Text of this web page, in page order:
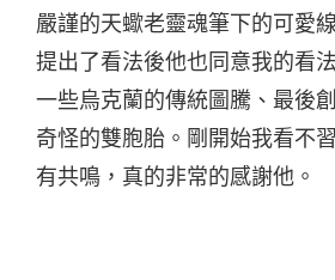
嚴謹的天蠍老靈魂筆下的可愛
提出了看法後他也同意我的看
一些烏克蘭的傳統圖騰、最後
奇怪的雙胞胎。剛開始我看不
有共鳴，真的非常的感謝他。